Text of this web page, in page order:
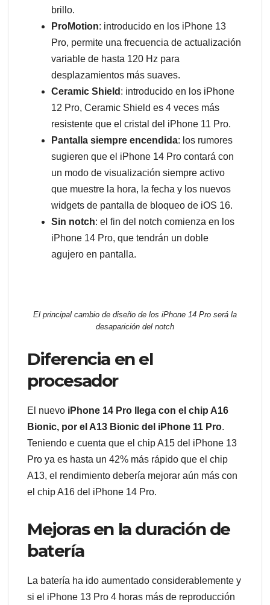
brillo.
ProMotion: introducido en los iPhone 13
Pro, permite una frecuencia de actualización
variable de hasta 120 Hz para
desplazamientos más suaves.
Ceramic Shield : introducido en los iPhone
12 Pro, Ceramic Shield es 4 veces más
resistente que el cristal del iPhone 11 Pro.
Pantalla siempre encendida: los rumores
sugieren que el iPhone 14 Pro contará con
un modo de visualización siempre activo
que muestre la hora, la fecha y los nuevos
widgets de pantalla de bloqueo de iOS 16.
Sin notch: el fin del notch comienza en los
iPhone 14 Pro, que tendrán un doble
agujero en pantalla.
El principal cambio de diseño de los iPhone 14 Pro será la
desaparición del notch
Diferencia en el
procesador
El nuevo iPhone 14 Pro llega con el chip A16
Bionic, por el A13 Bionic del iPhone 11 Pro.
Teniendo e cuenta que el chip A15 del iPhone 13
Pro ya es hasta un 42% más rápido que el chip
A13, el rendimiento debería mejorar aún más con
el chip A16 del iPhone 14 Pro.
Mejoras en la duración de
batería
La batería ha ido aumentado considerablemente y
si el iPhone 13 Pro 4 horas más de reproducción